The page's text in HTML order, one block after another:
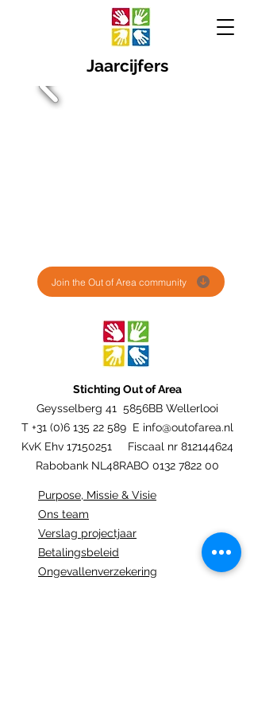
Jaarcijfers
Join the Out of Area community
Stichting Out of Area
Geysselberg 41 5856BB Wellerlooi
T +31 (0)6 135 22 589E info@outofarea.nl
KvK Ehv 17150251 Fiscaal nr 812144624
Rabobank NL48RABO 0132 7822 00
Purpose, Missie & Visie
Ons team
Verslag projectjaar
Betalingsbeleid
Ongevallenverzekering